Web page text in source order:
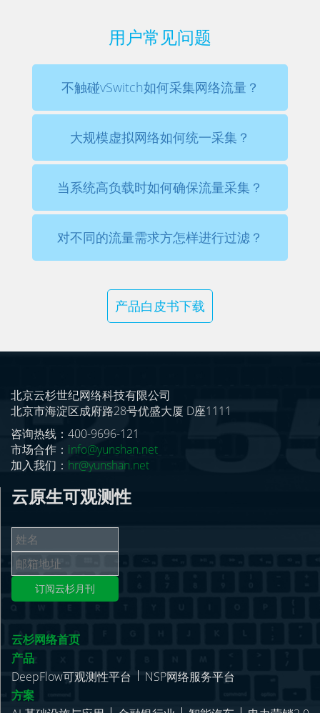
用户常见问题
不触碰vSwitch如何采集网络流量？
大规模虚拟网络如何统一采集？
当系统高负载时如何确保流量采集？
对不同的流量需求方怎样进行过滤？
产品白皮书下载
北京云杉世纪网络科技有限公司
北京市海淀区成府路28号优盛大厦 D座1111
咨询热线：400-9696-121
市场合作： info@yunshan.net
加入我们： hr@yunshan.net
云原生可观测性
订阅云杉月刊
云杉网络首页
产品
DeepFlow可观测性平台
NSP网络服务平台
方案